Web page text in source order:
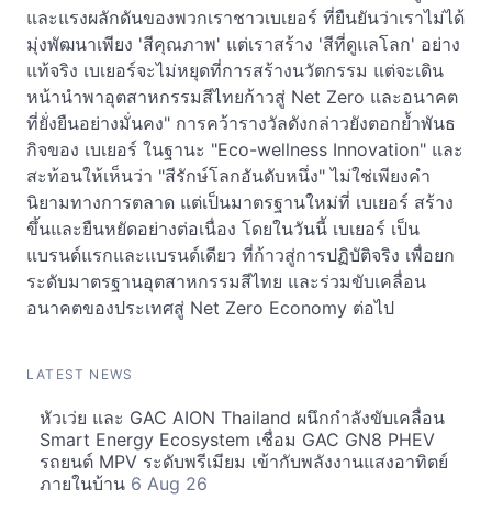
และแรงผลักดันของพวกเราชาวเบเยอร์ ที่ยืนยันว่าเราไม่ได้
มุ่งพัฒนาเพียง 'สีคุณภาพ' แต่เราสร้าง 'สีที่ดูแลโลก' อย่าง
แท้จริง เบเยอร์จะไม่หยุดที่การสร้างนวัตกรรม แต่จะเดิน
หน้านำพาอุตสาหกรรมสีไทยก้าวสู่ Net Zero และอนาคต
ที่ยั่งยืนอย่างมั่นคง" การคว้ารางวัลดังกล่าวยังตอกย้ำพันธ
กิจของ เบเยอร์ ในฐานะ "Eco-wellness Innovation" และ
สะท้อนให้เห็นว่า "สีรักษ์โลกอันดับหนึ่ง" ไม่ใช่เพียงคำ
นิยามทางการตลาด แต่เป็นมาตรฐานใหม่ที่ เบเยอร์ สร้าง
ขึ้นและยืนหยัดอย่างต่อเนื่อง โดยในวันนี้ เบเยอร์ เป็น
แบรนด์แรกและแบรนด์เดียว ที่ก้าวสู่การปฏิบัติจริง เพื่อยก
ระดับมาตรฐานอุตสาหกรรมสีไทย และร่วมขับเคลื่อน
อนาคตของประเทศสู่ Net Zero Economy ต่อไป
LATEST NEWS
หัวเว่ย และ GAC AION Thailand ผนึกกำลังขับเคลื่อน
Smart Energy Ecosystem เชื่อม GAC GN8 PHEV
รถยนต์ MPV ระดับพรีเมียม เข้ากับพลังงานแสงอาทิตย์
ภายในบ้าน 6 Aug 26